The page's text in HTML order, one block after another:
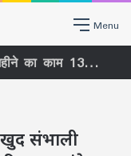
Menu
₹326 करोड़ का अरपा-भैंसाझार 36 महीने का काम 13वें साल बाद भी अधूरा , ठेकेदार को फिर मोहलत ₹27 करोड़ के मुआवजे में 11 SDM के कार्यकाल पर सवाल –
खुद संभाली